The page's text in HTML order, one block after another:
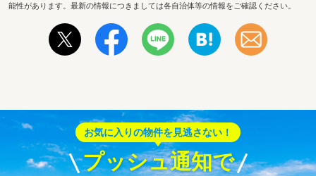
能性があります。最新の情報につきましては各自治体等の情報をご確認ください。
お気に入りの物件を見逃さない！
プッシュ通知で